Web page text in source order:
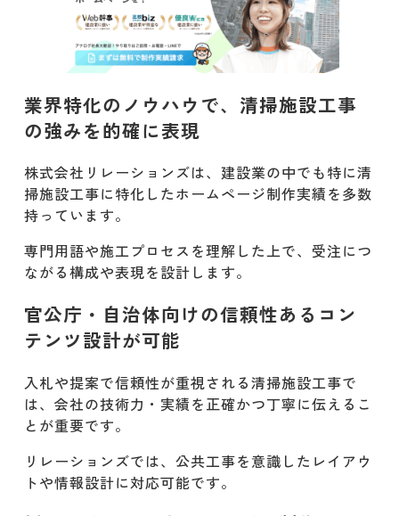
採用情報・協力会社募集ページ
お問い合わせ・見積もりフォーム
建設業 清掃施設工事が集客・求人をす
る際にホームページ以外に必要なもの
ロゴマーク
名刺
パンフレット
封筒
イメージキャラクター
建設業 清掃施設工事のホームページ制
BRANU株式会社
業界特化のノウハウで、清掃施設工事
の強みを的確に表現
株式会社リレーションズは、建設業の中でも特に清
掃施設工事に特化したホームページ制作実績を多数
持っています。
専門用語や施工プロセスを理解した上で、受注につ
ながる構成や表現を設計します。
官公庁・自治体向けの信頼性あるコン
テンツ設計が可能
入札や提案で信頼性が重視される清掃施設工事で
は、会社の技術力・実績を正確かつ丁寧に伝えるこ
とが重要です。
リレーションズでは、公共工事を意識したレイアウ
トや情報設計に対応可能です。